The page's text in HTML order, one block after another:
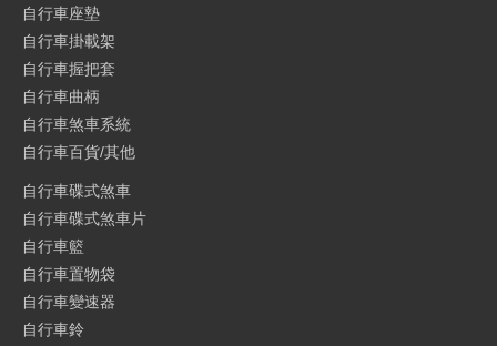
自行車座墊
自行車掛載架
自行車握把套
自行車曲柄
自行車煞車系統
自行車百貨/其他
自行車碟式煞車
自行車碟式煞車片
自行車籃
自行車置物袋
自行車變速器
自行車鈴